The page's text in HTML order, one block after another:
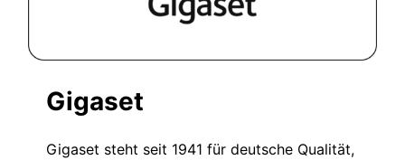
Gigaset
Gigaset steht seit 1941 für deutsche Qualität,